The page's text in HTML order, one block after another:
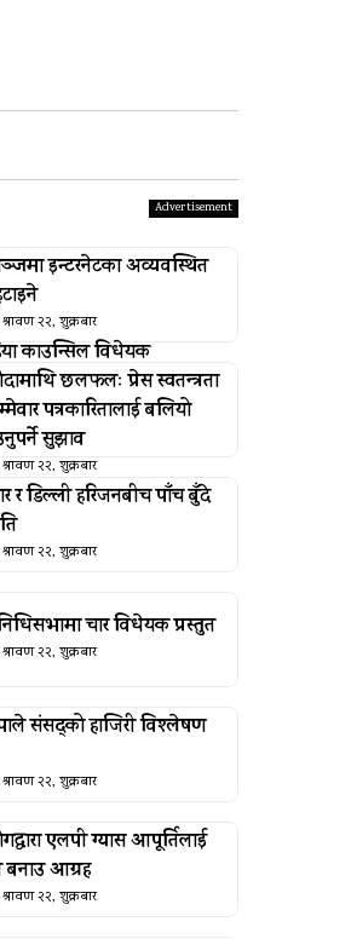
इन्टरनेटका अव्यवस्थित
२२, शुक्रबार
काउन्सिल विधेयक
छलफलः प्रेस स्वतन्त्रता
पत्रकारितालाई बलियो
सुझाव
२२, शुक्रबार
र डिल्ली हरिजनबीच पाँच बुँदे
२२, शुक्रबार
चार विधेयक प्रस्तुत
२२, शुक्रबार
संसद्को हाजिरी विश्लेषण
२२, शुक्रबार
एलपी ग्यास आपूर्तिलाई
आग्रह
२२, शुक्रबार